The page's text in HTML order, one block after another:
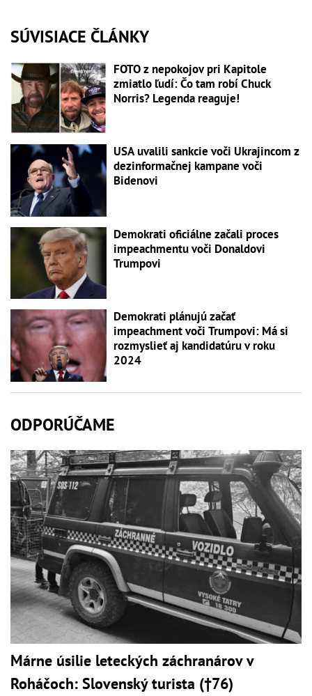
SÚVISIACE ČLÁNKY
FOTO z nepokojov pri Kapitole
zmiatlo ľudí: Čo tam robí Chuck
Norris? Legenda reaguje!
USA uvalili sankcie voči Ukrajincom z
dezinformačnej kampane voči
Bidenovi
Demokrati oficiálne začali proces
impeachmentu voči Donaldovi
Trumpovi
Demokrati plánujú začať
impeachment voči Trumpovi: Má si
rozmyslieť aj kandidatúru v roku
2024
ODPORÚČAME
Márne úsilie leteckých záchranárov v
Roháčoch: Slovenský turista (†76)